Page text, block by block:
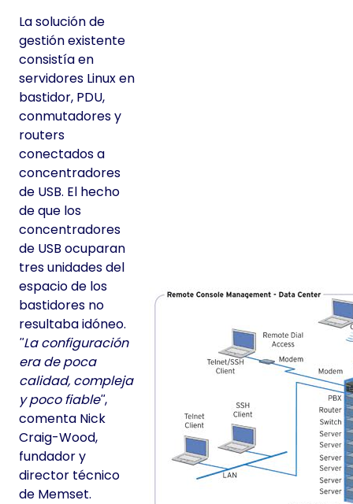
La solución de
gestión existente
consistía en
servidores Linux en
bastidor, PDU,
conmutadores y
routers
conectados a
concentradores
de USB. El hecho
de que los
concentradores
de USB ocuparan
tres unidades del
espacio de los
bastidores no
resultaba idóneo.
La configuración
era de poca
calidad, compleja
y poco fiable ,
comenta Nick
Craig-Wood,
fundador y
director técnico
de Memset.